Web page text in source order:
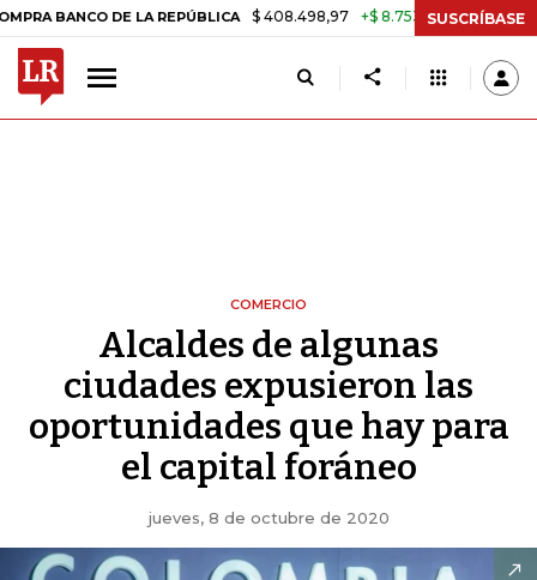
DE LA REPÚBLICA $ 408.498,97 +$ 8.753,81 +2,19% TASA
SUSCRÍBASE
COMERCIO
Alcaldes de algunas
ciudades expusieron las
oportunidades que hay para
el capital foráneo
jueves, 8 de octubre de 2020